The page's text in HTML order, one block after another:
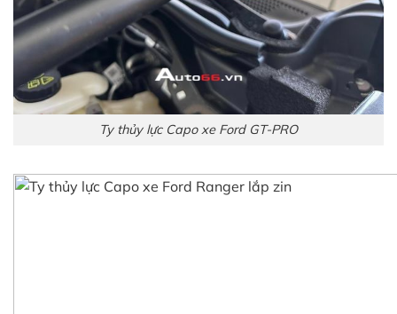
Ty thủy lực Capo xe Ford GT-PRO